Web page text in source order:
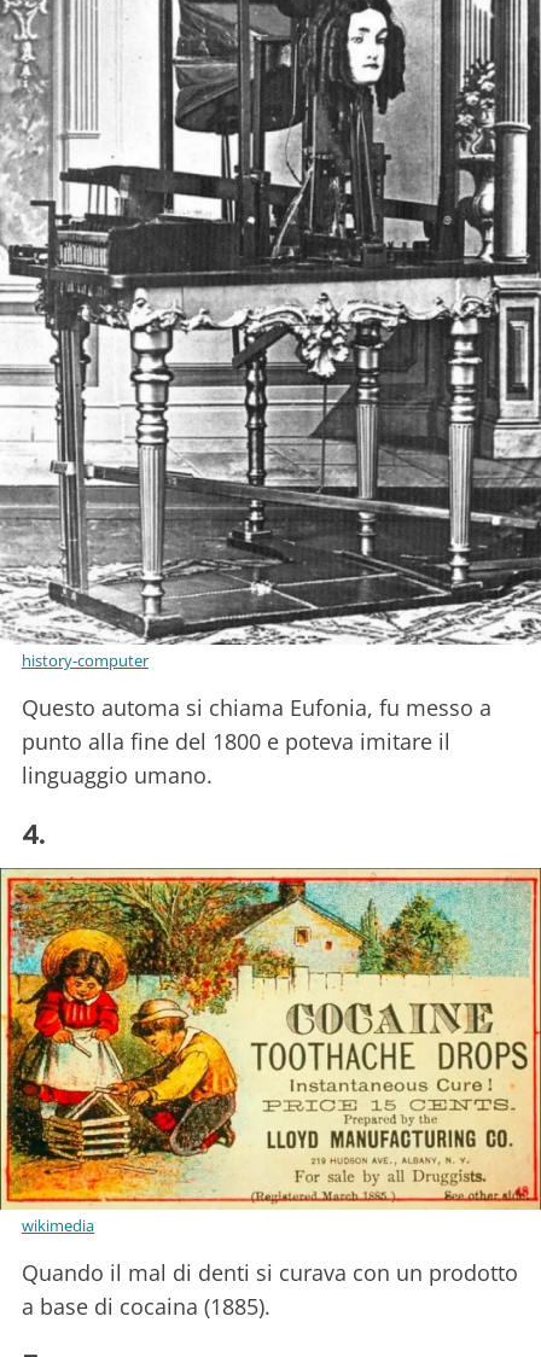
history-computer
Questo automa si chiama Eufonia, fu messo a
punto alla fine del 1800 e poteva imitare il
linguaggio umano.
4.
wikimedia
Quando il mal di denti si curava con un prodotto
a base di cocaina (1885).